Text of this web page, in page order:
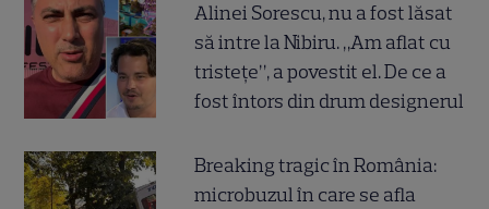
Alinei Sorescu, nu a fost lăsat
să intre la Nibiru. „Am aflat cu
tristețe”, a povestit el. De ce a
fost întors din drum designerul
Breaking tragic în România:
microbuzul în care se afla